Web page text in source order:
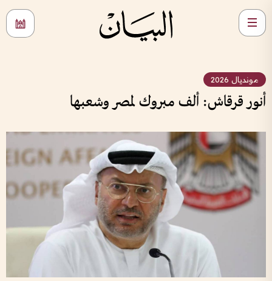
مونديال 2026
أنور قرقاش: ألف مبروك لمصر وشعبها